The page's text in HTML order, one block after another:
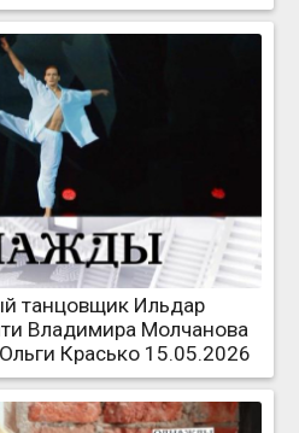
танцовщик Ильдар
Владимира Молчанова
Красько 15.05.2026